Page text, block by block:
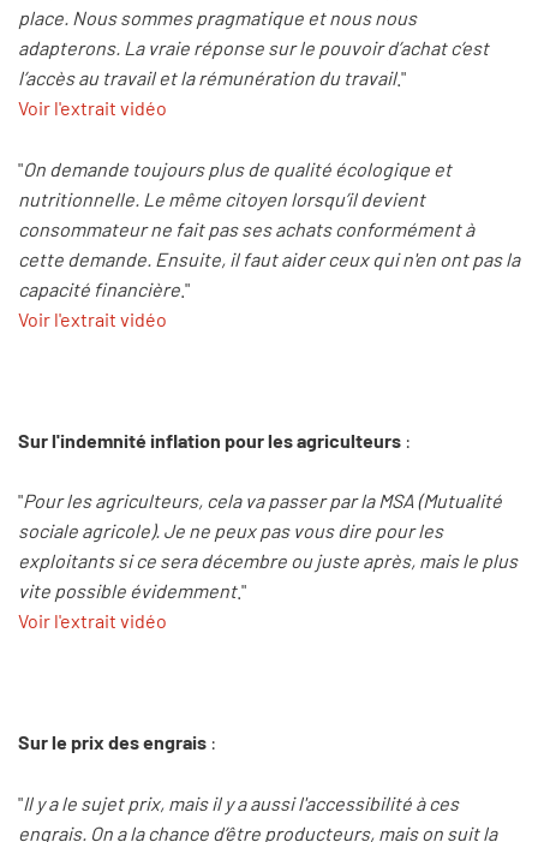
place. Nous sommes pragmatique et nous nous
adapterons. La vraie réponse sur le pouvoir d’achat c’est
l’accès au travail et la rémunération du travail."
Voir l'extrait vidéo
"On demande toujours plus de qualité écologique et
nutritionnelle. Le même citoyen lorsqu’il devient
consommateur ne fait pas ses achats conformément à
cette demande. Ensuite, il faut aider ceux qui n'en ont pas la
capacité financière ."
Voir l'extrait vidéo
Sur l'indemnité inflation pour les agriculteurs :
"Pour les agriculteurs, cela va passer par la MSA (Mutualité
sociale agricole). Je ne peux pas vous dire pour les
exploitants si ce sera décembre ou juste après, mais le plus
vite possible évidemment."
Voir l'extrait vidéo
Sur le prix des engrais :
"Il y a le sujet prix, mais il y a aussi l'accessibilité à ces
engrais. On a la chance d’être producteurs, mais on suit la